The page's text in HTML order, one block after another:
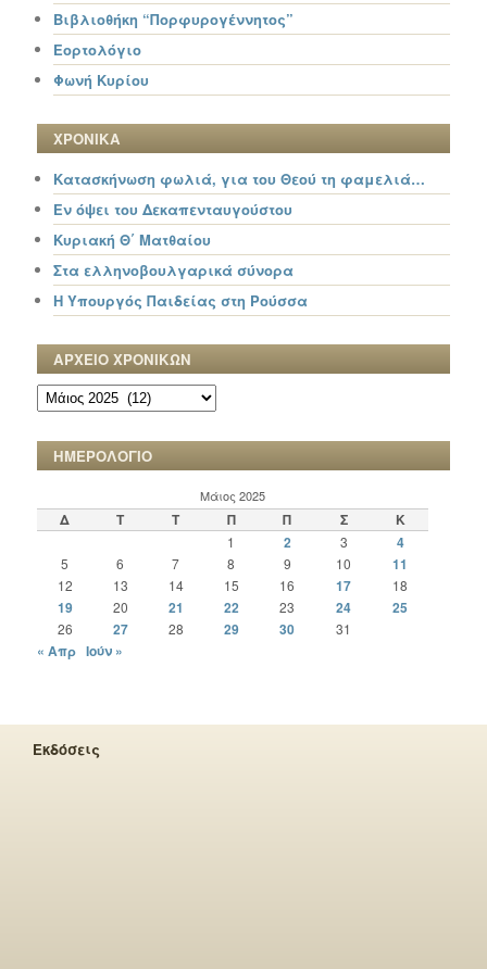
Βιβλιοθήκη “Πορφυρογέννητος”
Εορτολόγιο
Φωνή Κυρίου
ΧΡΟΝΙΚΑ
Κατασκήνωση φωλιά, για του Θεού τη φαμελιά…
Εν όψει του Δεκαπενταυγούστου
Κυριακή Θ΄ Ματθαίου
Στα ελληνοβουλγαρικά σύνορα
Η Υπουργός Παιδείας στη Ρούσσα
ΑΡΧΕΙΟ ΧΡΟΝΙΚΩΝ
ΑΡΧΕΙΟ
ΧΡΟΝΙΚΩΝ
ΗΜΕΡΟΛΟΓΙΟ
Μάιος 2025
Δ Τ Τ Π Π Σ Κ
1 2 3 4
5 6 7 8 9 10 11
12 13 14 15 16 17 18
19 20 21 22 23 24 25
26 27 28 29 30 31
« Απρ Ιούν »
Εκδόσεις